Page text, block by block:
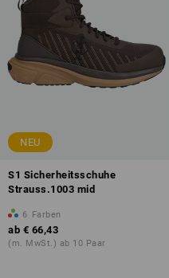
NEU
S1 Sicherheitsschuhe
Strauss.1003 mid
6 Farben
ab € 66,43
(m. MwSt.) ab 10 Paar